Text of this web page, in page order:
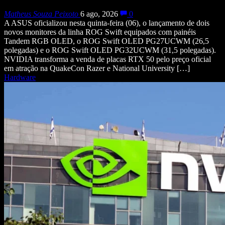
Matheus Souza Peixoto 6 ago, 2026
0
A ASUS oficializou nesta quinta-feira (06), o lançamento de dois
novos monitores da linha ROG Swift equipados com painéis
Tandem RGB OLED, o ROG Swift OLED PG27UCWM (26,5
polegadas) e o ROG Swift OLED PG32UCWM (31,5 polegadas).
NVIDIA transforma a venda de placas RTX 50 pelo preço oficial
em atração na QuakeCon Razer e National University […]
Hardware